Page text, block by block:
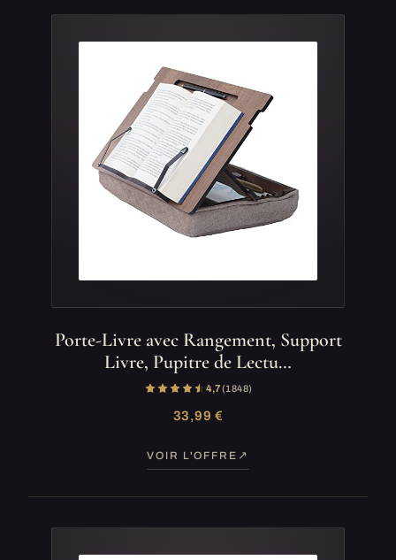
Porte-Livre avec Rangement, Support
Livre, Pupitre de Lectu…
4,7(1 848)
33,99 €
VOIR L'OFFRE